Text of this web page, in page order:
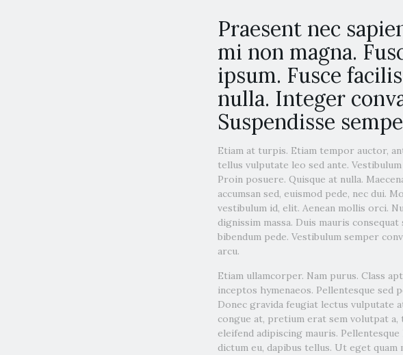
Praesent nec
mi non magna.
ipsum. Fusce
nulla. Integer
Suspendisse
Etiam at turpis. Etiam tempor auctor,
tellus vulputate leo sed ante.
Proin posuere. Quisque at nulla.
accumsan sed, euismod pede, nec dui.
vestibulum id, elit. Aenean mollis orci.
dignissim massa. Duis mauris
bibendum pede. Vestibulum semper
arcu.
Etiam ullamcorper. Nam purus. Class
inceptos hymenaeos. Pellentesque sed
Donec gravida feugiat lectus vulputate
congue at, pretium erat sem volutpat
eleifend adipiscing mauris.
dictum eu, dapibus tellus. Ut eget